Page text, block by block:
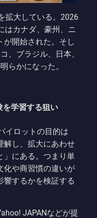
拡大している。2026
はカナダ、豪州、ニ
が開始された。そし
、ブラジル、日本、
らかになった。
を学習する狙い
イロットの目的は
解し、拡大にあわせ
」にある。つまり単
化や商習慣の違いが
響するかを検証する
JAPANなどが提